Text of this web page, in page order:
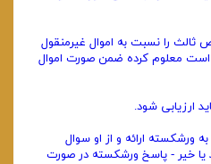
را نسبت به اموال غیرمنقول
معلوم کرده ضمن ‌صورت اموال
ارزیابی شود.
ورشکسته ارائه و از او سوال
یا خیر - پاسخ ورشکسته در ‌صورت